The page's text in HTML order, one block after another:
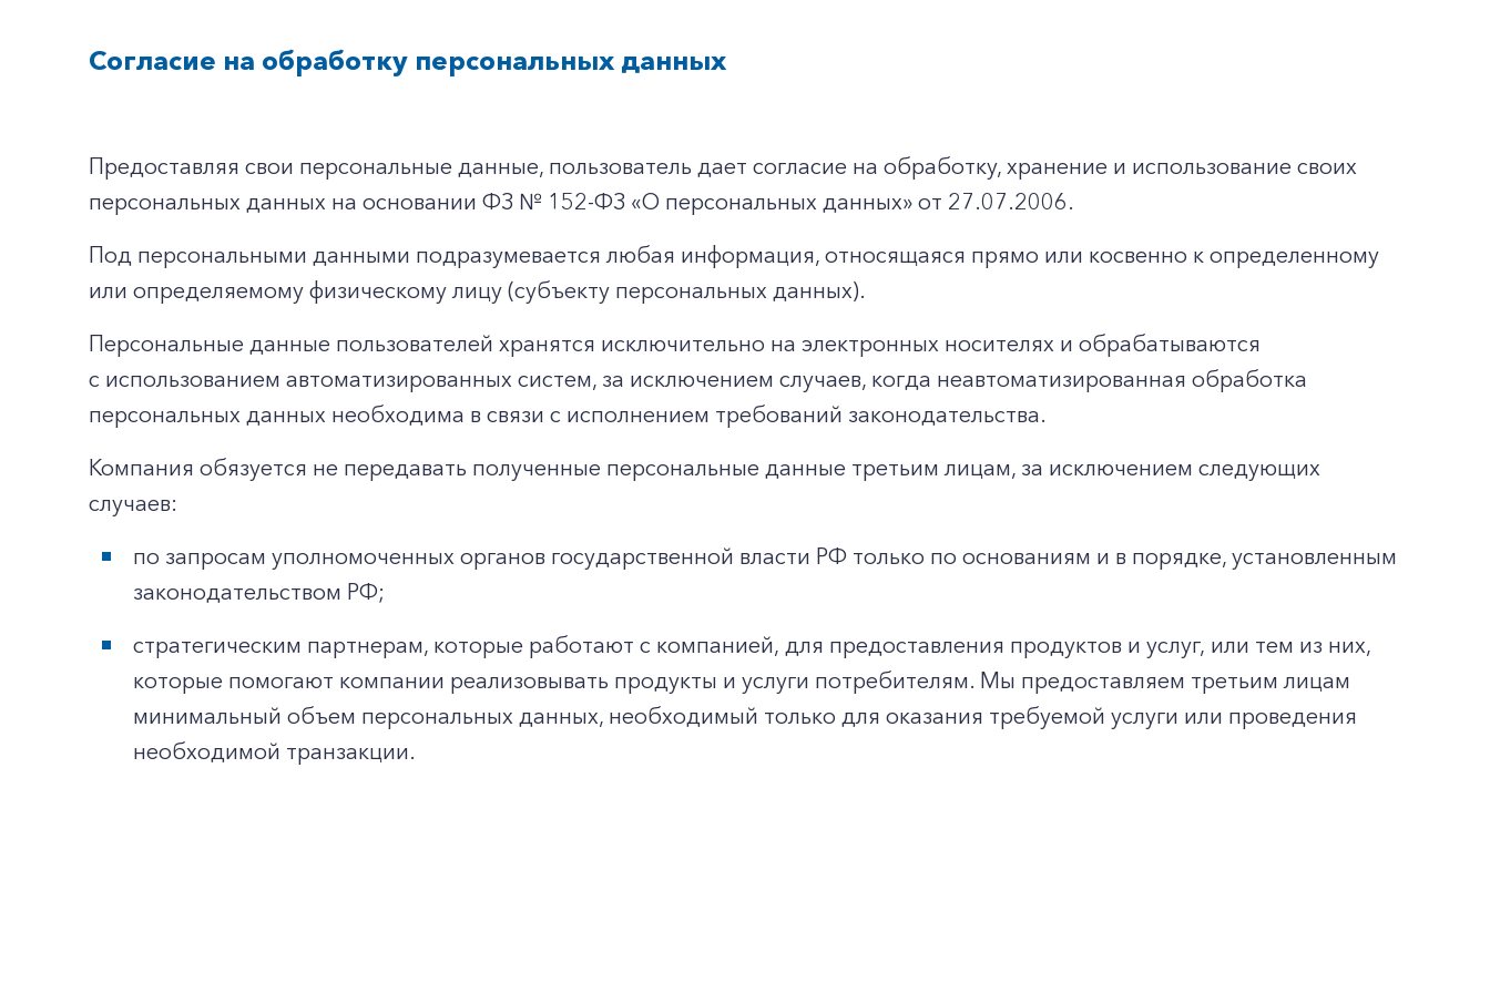
Согласие на обработку персональных данных
Предоставляя свои персональные данные, пользователь дает согласие на обработку, хранение и использование своих
персональных данных на основании ФЗ № 152-ФЗ «О персональных данных» от 27.07.2006.
Под персональными данными подразумевается любая информация, относящаяся прямо или косвенно к определенному
или определяемому физическому лицу (субъекту персональных данных).
Персональные данные пользователей хранятся исключительно на электронных носителях и обрабатываются
с использованием автоматизированных систем, за исключением случаев, когда неавтоматизированная обработка
персональных данных необходима в связи с исполнением требований законодательства.
Компания обязуется не передавать полученные персональные данные третьим лицам, за исключением следующих
случаев:
по запросам уполномоченных органов государственной власти РФ только по основаниям и в порядке, установленным
законодательством РФ;
стратегическим партнерам, которые работают с компанией, для предоставления продуктов и услуг, или тем из них,
которые помогают компании реализовывать продукты и услуги потребителям. Мы предоставляем третьим лицам
минимальный объем персональных данных, необходимый только для оказания требуемой услуги или проведения
необходимой транзакции.